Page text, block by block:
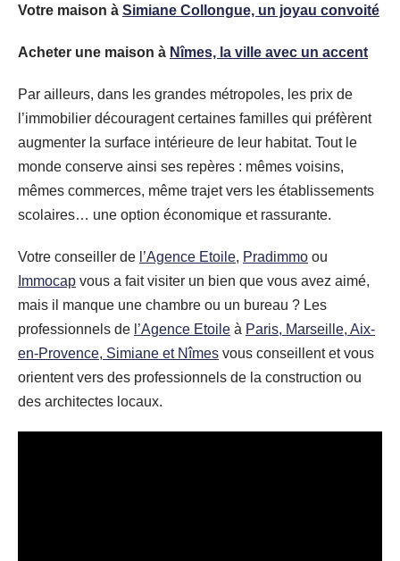
Votre maison à Simiane Collongue, un joyau convoité
Acheter une maison à Nîmes, la ville avec un accent
Par ailleurs, dans les grandes métropoles, les prix de
l’immobilier découragent certaines familles qui préfèrent
augmenter la surface intérieure de leur habitat. Tout le
monde conserve ainsi ses repères : mêmes voisins,
mêmes commerces, même trajet vers les établissements
scolaires… une option économique et rassurante.
Votre conseiller de l’Agence Etoile, Pradimmo ou
Immocap vous a fait visiter un bien que vous avez aimé,
mais il manque une chambre ou un bureau ? Les
professionnels de l’Agence Etoile à Paris, Marseille, Aix-
en-Provence, Simiane et Nîmes vous conseillent et vous
orientent vers des professionnels de la construction ou
des architectes locaux.